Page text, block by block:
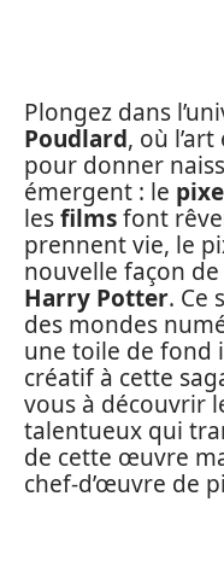
Plongez dans
Poudlard, où
pour donner
émergent : le
lesfilmsfont
prennent vie, le
nouvelle façon
Harry Potter. Ce
des mondes
une toile de fond
créatif à cette
vous à découvrir
talentueux qui
de cette œuvre
chef-d’œuvre de